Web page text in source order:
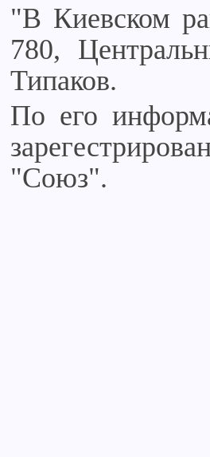
"В Киевском
780,
Типаков.
По его
"Союз".